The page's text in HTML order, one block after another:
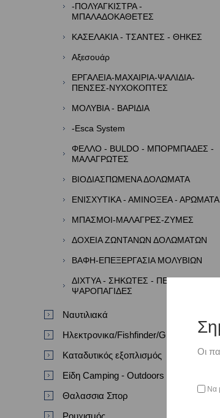
-ΠΟΛΥΑΓΚΙΣΤΡΑ -
ΜΠΑΛΑΔΟΚΑΘΕΤΕΣ
ΚΑΣΕΛΑΚΙΑ - ΤΣΑΝΤΕΣ - ΘΗΚΕΣ
Αξεσουάρ
ΕΡΓΑΛΕΙΑ-ΜΑΧΑΙΡΙΑ-ΨΑΛΙΔΙΑ-
ΠΕΝΣΕΣ-ΝΥΧΟΚΟΠΤΕΣ
ΜΟΛΥΒΙΑ - ΒΑΡΙΔΙΑ
-Esca System
ΦΕΛΛΟ - BULDO - ΜΠΟΡΜΠΑΔΕΣ -
ΜΑΛΑΓΡΩΤΕΣ
ΒΙΟΔΙΑΣΠΩΜΕΝΑ ΔΟΛΩΜΑΤΑ
ΕΝΙΣΧΥΤΙΚΑ - ΑΜΙΝΟΞΕΑ - ΑΡΩΜΑΤΑ
ΜΠΑΣΜΟΙ-ΜΑΛΑΓΡΕΣ-ΖΥΜΕΣ
ΔΟΧΕΙΑ ΖΩΝΤΑΝΩΝ ΔΟΛΩΜΑΤΩΝ
ΒΑΦΗ-ΕΠΕΞΕΡΓΑΣΙΑ ΜΟΛΥΒΙΩΝ
ΔΙΧΤΥΑ - ΣΗΚΩΤΕΣ - ΠΕΖΟΒΟΛΑ -
ΨΑΡΟΠΑΓΙΔΕΣ
Ναυτιλιακά
Ηλεκτρονικα/Fishfinder/GPS/VHF
Καταδυτικός εξοπλισμός
Είδη Camping - Outdoors
Θαλασσια Σπορ
Ρουχισμός
Οι
Να